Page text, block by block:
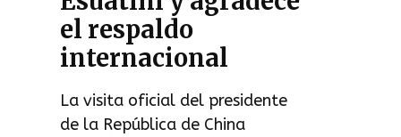
el respaldo
internacional
La visita oficial del presidente
de la República de China